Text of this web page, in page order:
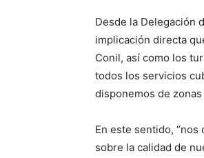
Desde la Delegación
implicación directa
Conil, así como los
todos los servicios
disponemos de
En este sentido,
sobre la calidad de